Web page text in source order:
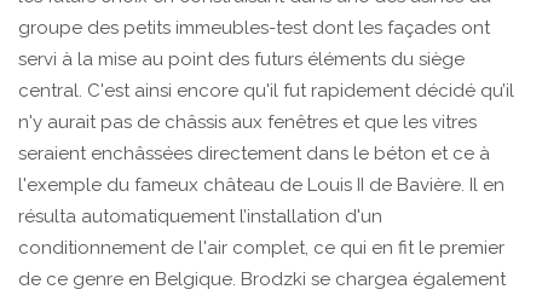
groupe des petits immeubles-test dont les façades ont
servi à la mise au point des futurs éléments du siège
central. C'est ainsi encore qu'il fut rapidement décidé qu’il
n'y aurait pas de châssis aux fenêtres et que les vitres
seraient enchâssées directement dans le béton et ce à
l'exemple du fameux château de Louis II de Bavière. Il en
résulta automatiquement l’installation d'un
conditionnement de l'air complet, ce qui en fit le premier
de ce genre en Belgique. Brodzki se chargea également